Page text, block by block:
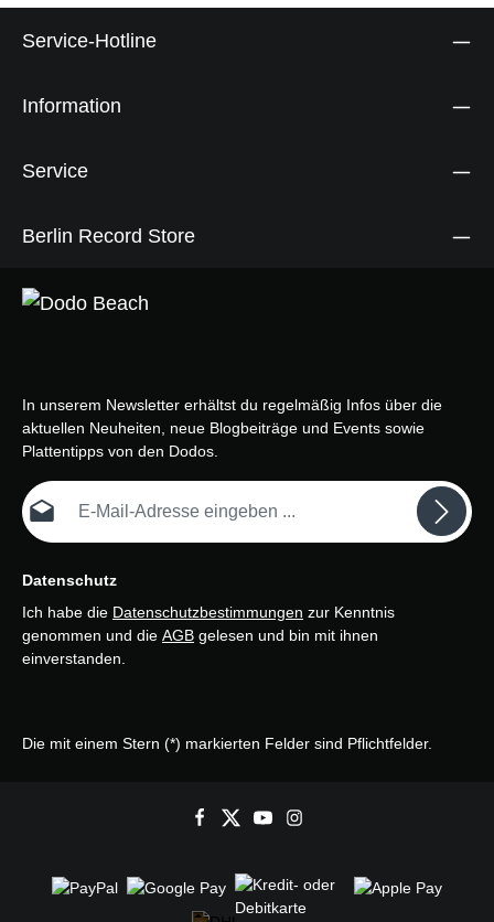
Service-Hotline
Information
Service
Berlin Record Store
In unserem Newsletter erhältst du regelmäßig Infos über die
aktuellen Neuheiten, neue Blogbeiträge und Events sowie
Plattentipps von den Dodos.
E-Mail-Adresse*
Datenschutz
Ich habe die Datenschutzbestimmungen zur Kenntnis
genommen und die AGB gelesen und bin mit ihnen
einverstanden.
Die mit einem Stern (*) markierten Felder sind Pflichtfelder.